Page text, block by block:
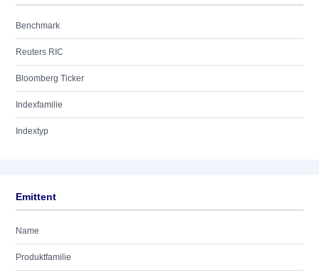
Benchmark
Reuters RIC
Bloomberg Ticker
Indexfamilie
Indextyp
Emittent
Name
Produktfamilie